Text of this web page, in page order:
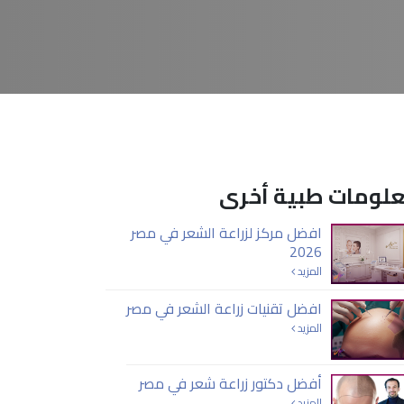
طبية أخرى
افضل مركز لزراعة الشعر في مصر
2026
المزيد
افضل تقنيات زراعة الشعر في مصر
المزيد
أفضل دكتور زراعة شعر في مصر